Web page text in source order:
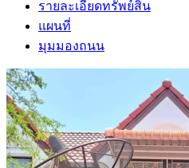
รายละเอียดทรัพย์สิน
แผนที่
มุมมองถนน